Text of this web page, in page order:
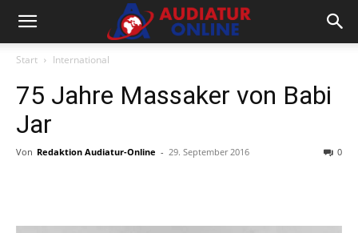
Start International
75 Jahre Massaker von Babi
Jar
Von Redaktion Audiatur-Online - 29. September 2016 0